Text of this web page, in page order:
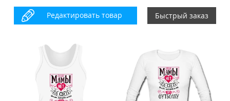
Редактировать товар Быстрый заказ